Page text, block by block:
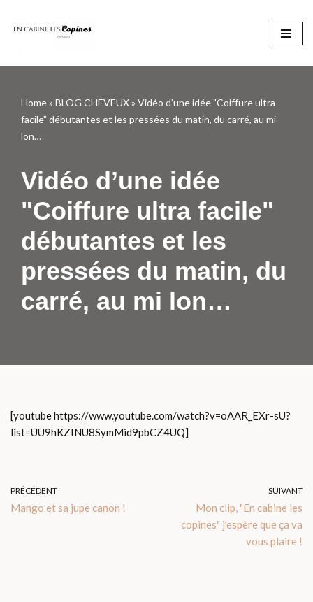
Home» BLOG CHEVEUX» Vidéo d’une idée "Coiffure ultra
facile" débutantes et les pressées du matin, du carré, au mi
lon…
Vidéo d’une idée
"Coiffure ultra facile"
débutantes et les
pressées du matin, du
carré, au mi lon…
[youtube https://www.youtube.com/watch?v=oAAR_EXr-sU?
list=UU9hKZINU8SymMid9pbCZ4UQ]
PRÉCÉDENT
Mango et sa jupe canon !
SUIVANT
Mon clip, "En cabine les
copines" j’espère que ça va
vous plaire !